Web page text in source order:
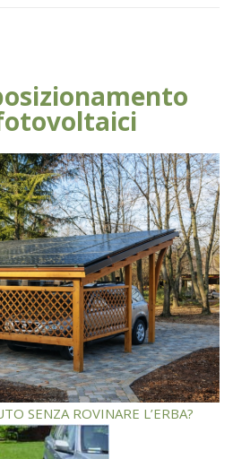
SENZA ROVINARE L’ERBA?